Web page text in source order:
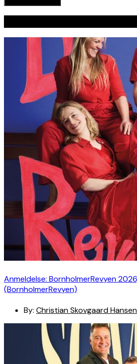
Anmeldelse: BornholmerRevyen
(BornholmerRevyen)
By: Christian Skovgaard Hansen